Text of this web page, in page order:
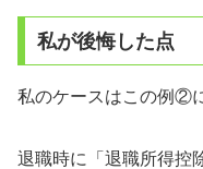
私が後悔した点
私のケースはこの例②
退職時に「退職所得控